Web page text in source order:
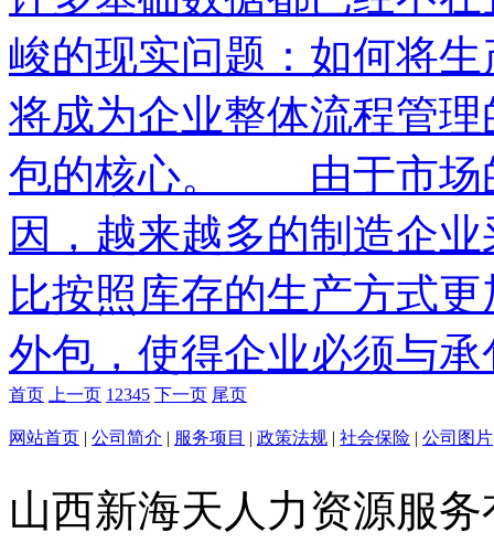
峻的现实问题：如何将
将成为企业整体流程管
包的核心。 由于市场
因，越来越多的制造企
比按照库存的生产方式
外包，使得企业必须与承
首页 上一页 1 2345 下一页 尾页
网站首页 | 公司简介 | 服务项目 | 政策法规 | 社会保险 | 公司图片
山西新海天人力资源服